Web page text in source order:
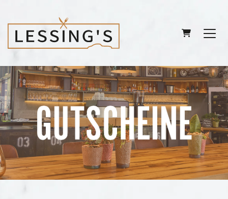
WARENKORB